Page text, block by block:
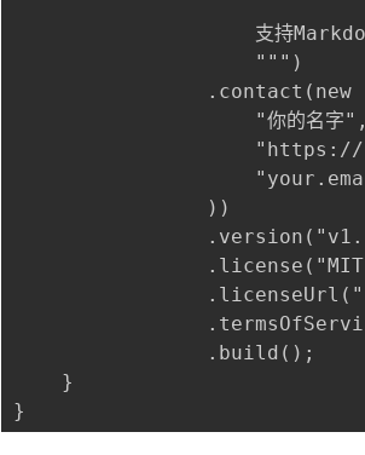
支持
                    """)
.contact(new
"你的名字
                ))
                .build();
    }
}